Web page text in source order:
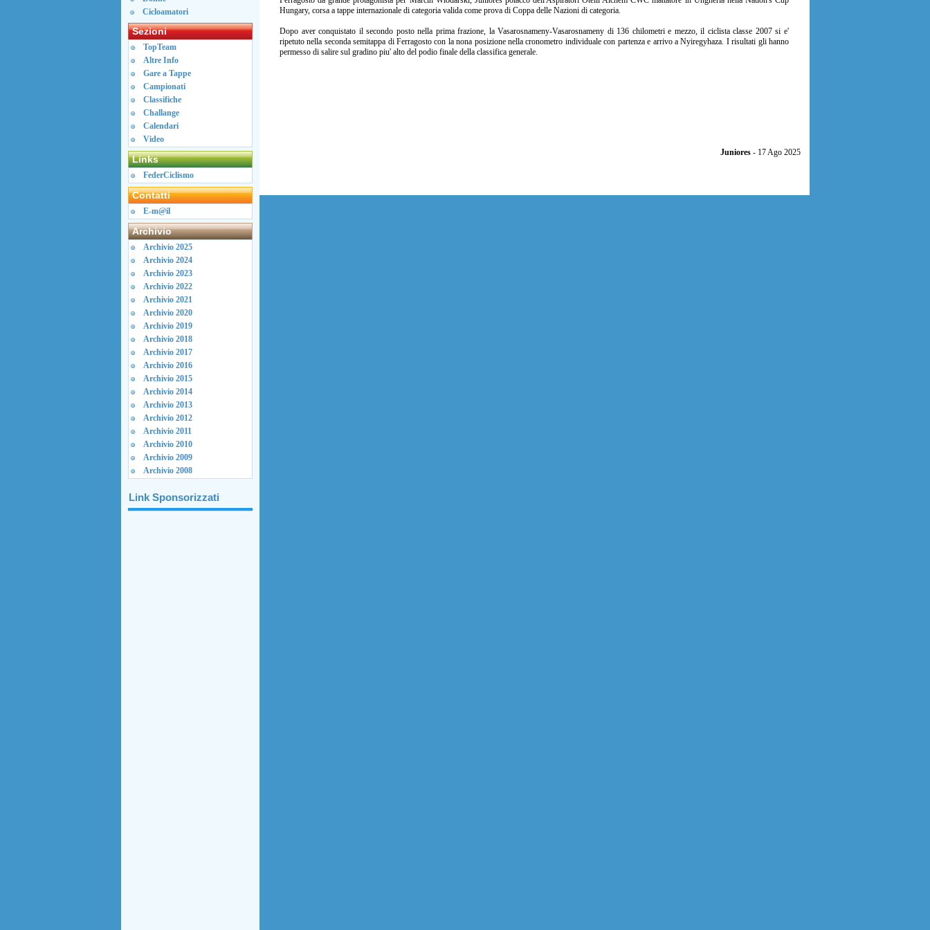
Cicloamatori
Sezioni
TopTeam
Altre Info
Gare a Tappe
Campionati
Classifiche
Challange
Calendari
Video
Links
FederCiclismo
Contatti
E-m@il
Archivio
Archivio 2025
Archivio 2024
Archivio 2023
Archivio 2022
Archivio 2021
Archivio 2020
Archivio 2019
Archivio 2018
Archivio 2017
Archivio 2016
Archivio 2015
Archivio 2014
Archivio 2013
Archivio 2012
Archivio 2011
Archivio 2010
Archivio 2009
Archivio 2008
Link Sponsorizzati
Hungary, corsa a tappe internazionale di categoria valida come prova di Coppa delle Nazioni di categoria.
Dopo aver conquistato il secondo posto nella prima frazione, la Vasarosnameny-Vasarosnameny di 136 chilometri e mezzo, il ciclista classe 2007 si e'
ripetuto nella seconda semitappa di Ferragosto con la nona posizione nella cronometro individuale con partenza e arrivo a Nyiregyhaza. I risultati gli hanno
permesso di salire sul gradino piu' alto del podio finale della classifica generale.
Juniores- 17 Ago 2025